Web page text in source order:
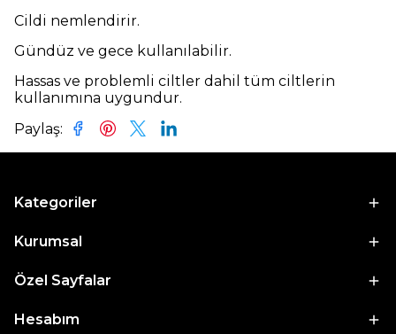
Cildi nemlendirir.
Gündüz ve gece kullanılabilir.
Hassas ve problemli ciltler dahil tüm ciltlerin
kullanımına uygundur.
Paylaş:
Kategoriler
Kurumsal
Özel Sayfalar
Hesabım